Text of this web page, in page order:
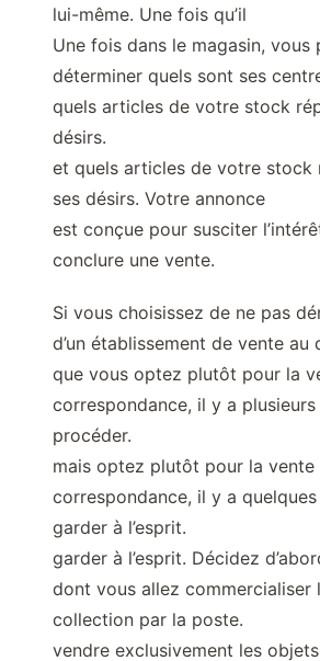
lui-même. Une fois qu’il
Une fois dans le magasin, vous
déterminer quels sont ses
quels articles de votre stock
désirs.
et quels articles de votre stock
ses désirs. Votre annonce
est conçue pour susciter
conclure une vente.
Si vous choisissez de ne pas
d’un établissement de vente au
que vous optez plutôt pour la
correspondance, il y a
procéder.
mais optez plutôt pour la vente
correspondance, il y a
garder à l’esprit.
garder à l’esprit. Décidez
dont vous allez commercialiser
collection par la poste.
vendre exclusivement les